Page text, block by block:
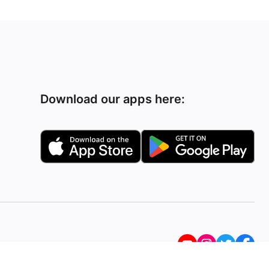
Download our apps here: